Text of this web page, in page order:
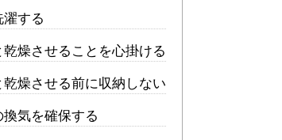
する
燥させることを心掛ける
燥させる前に収納しない
気を確保する